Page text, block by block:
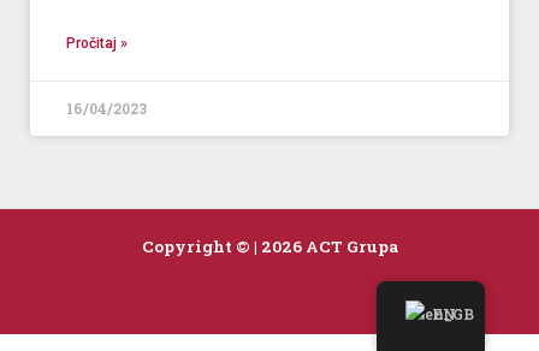
Pročitaj »
16/04/2023
Copyright © | 2026 ACT Grupa
EN